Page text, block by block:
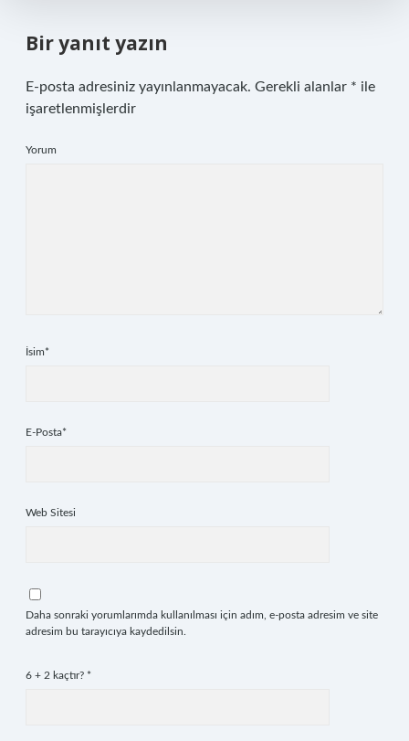
Bir yanıt yazın
E-posta adresiniz yayınlanmayacak. Gerekli alanlar * ile
işaretlenmişlerdir
Yorum
İsim*
E-Posta*
Web Sitesi
Daha sonraki yorumlarımda kullanılması için adım, e-posta adresim ve site
adresim bu tarayıcıya kaydedilsin.
6 + 2 kaçtır? *